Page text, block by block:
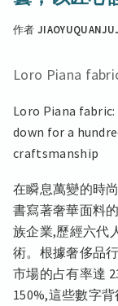
作者
Loro Piana
Loro Piana
down for a
craftsmanship
在瞬息萬變的時
書寫著奢華面料
族企業,歷經六代
術。根據奢侈品
市場的占有率達
150%,這些數字